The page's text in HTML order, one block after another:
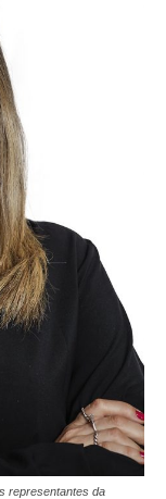
representantes da